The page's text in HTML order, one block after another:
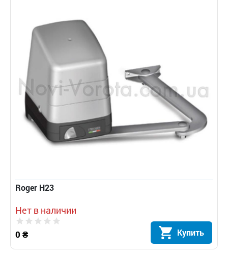
Roger H23
Нет в наличии
0 ₴ Купить